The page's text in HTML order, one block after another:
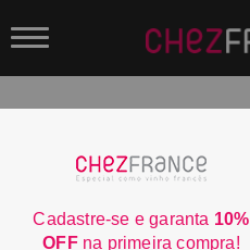
ORDENAR POR:
Cadastre-se e garanta 10%
OFFna primeira compra!